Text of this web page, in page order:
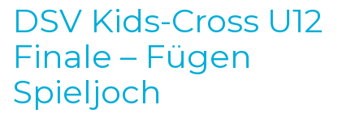
DSV Kids-Cross U12
Finale – Fügen
Spieljoch